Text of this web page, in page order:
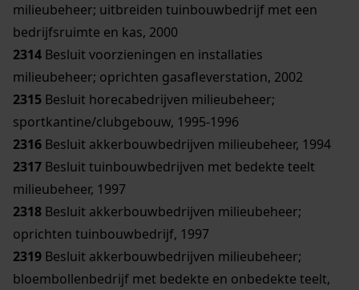
milieubeheer; uitbreiden tuinbouwbedrijf met een
bedrijfsruimte en kas, 2000
2314 Besluit voorzieningen en installaties
milieubeheer; oprichten gasafleverstation, 2002
2315 Besluit horecabedrijven milieubeheer;
sportkantine/clubgebouw, 1995-1996
2316 Besluit akkerbouwbedrijven milieubeheer, 1994
2317 Besluit tuinbouwbedrijven met bedekte teelt
milieubeheer, 1997
2318 Besluit akkerbouwbedrijven milieubeheer;
oprichten tuinbouwbedrijf, 1997
2319 Besluit akkerbouwbedrijven milieubeheer;
bloembollenbedrijf met bedekte en onbedekte teelt,